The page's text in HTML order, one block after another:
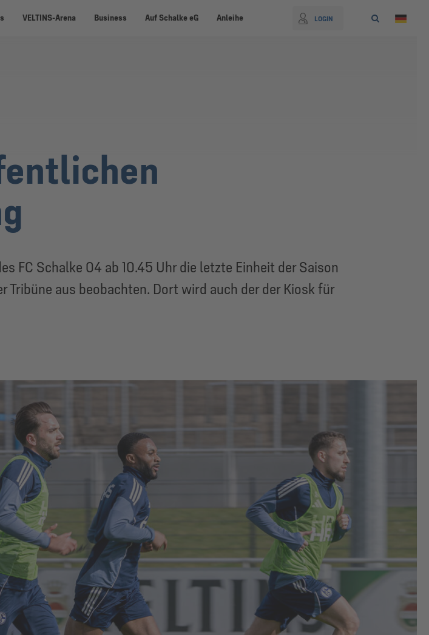
VELTINS-Arena Business Auf Schalke eG Anleihe LOGIN
FC Schalke 04 ab 10.45 Uhr die letzte Einheit der Saison
Tribüne aus beobachten. Dort wird auch der der Kiosk für